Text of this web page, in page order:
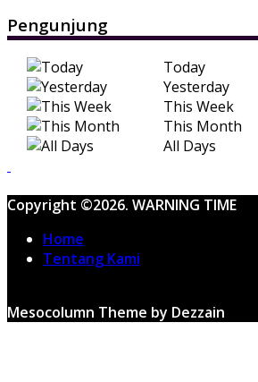
Pengunjung
Today
Yesterday
This Week
This Month
All Days
Copyright ©2026. WARNING TIME
Home
Tentang Kami
Mesocolumn Theme by Dezzain